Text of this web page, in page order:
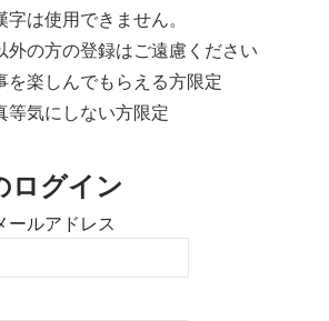
は使用できません。
外の方の登録はご遠慮ください
を楽しんでもらえる方限定
等気にしない方限定
ログイン
ールアドレス